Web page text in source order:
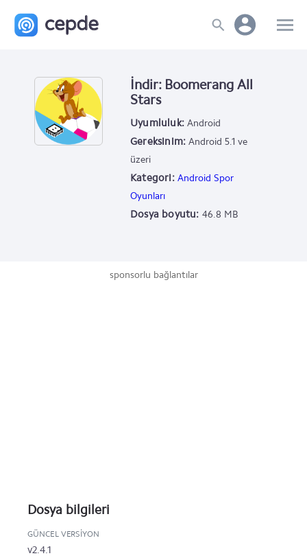
İndir: Boomerang All
Stars
Uyumluluk: Android
Gereksinim: Android 5.1 ve
üzeri
Kategori: Android Spor
Oyunları
Dosya boyutu: 46.8 MB
sponsorlu bağlantılar
Dosya bilgileri
GÜNCEL VERSIYON
v2.4.1